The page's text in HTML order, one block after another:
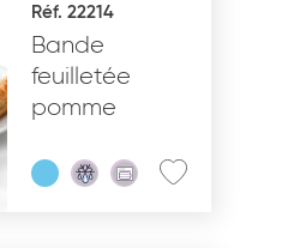
VALIDER
Réf. 22214
Bande
feuilletée
pomme